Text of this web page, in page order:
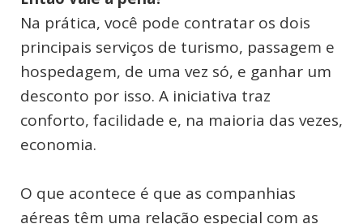
Na prática, você pode contratar os dois
principais serviços de turismo, passagem e
hospedagem, de uma vez só, e ganhar um
desconto por isso. A iniciativa traz
conforto, facilidade e, na maioria das vezes,
economia.
O que acontece é que as companhias
aéreas têm uma relação especial com as